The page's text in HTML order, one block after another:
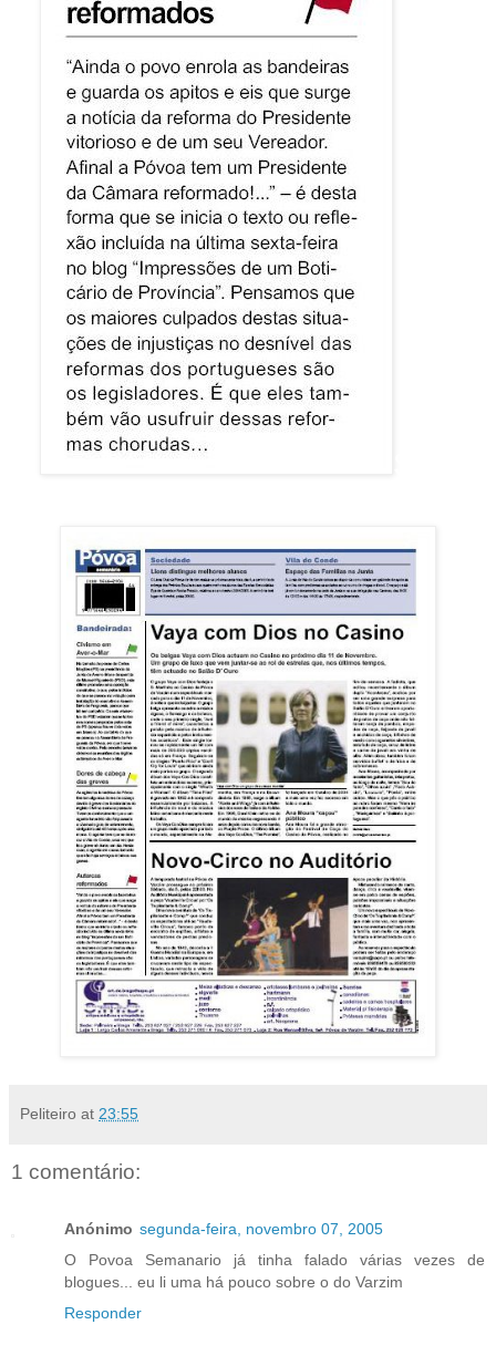
Peliteiro at 23:55
1 comentário:
Anónimo segunda-feira, novembro 07, 2005
O Povoa Semanario já tinha falado várias vezes de
blogues... eu li uma há pouco sobre o do Varzim
Responder